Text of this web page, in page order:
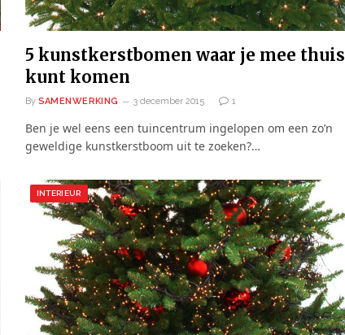
5 kunstkerstbomen waar je mee thuis
kunt komen
By SAMENWERKING 3 december 2015 1
Ben je wel eens een tuincentrum ingelopen om een zo’n
geweldige kunstkerstboom uit te zoeken?…
INTERIEUR